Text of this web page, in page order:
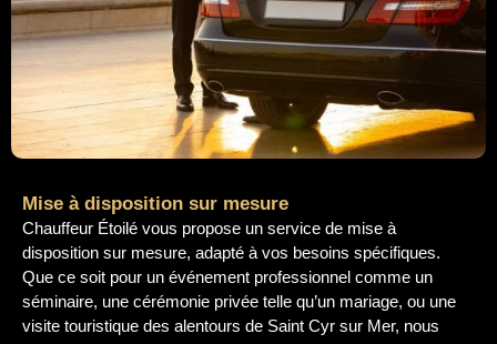
Mise à disposition sur mesure
Chauffeur Étoilé vous propose un service de mise à
disposition sur mesure, adapté à vos besoins spécifiques.
Que ce soit pour un événement professionnel comme un
séminaire, une cérémonie privée telle qu’un mariage, ou une
visite touristique des alentours de Saint Cyr sur Mer, nous